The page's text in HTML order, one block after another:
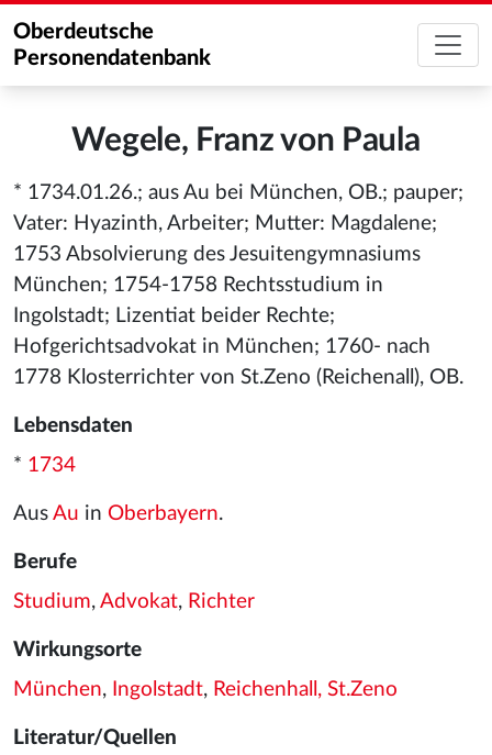
Oberdeutsche
Personendatenbank
Wegele, Franz von Paula
* 1734.01.26.; aus Au bei München, OB.; pauper;
Vater: Hyazinth, Arbeiter; Mutter: Magdalene;
1753 Absolvierung des Jesuitengymnasiums
München; 1754-1758 Rechtsstudium in
Ingolstadt; Lizentiat beider Rechte;
Hofgerichtsadvokat in München; 1760- nach
1778 Klosterrichter von St.Zeno (Reichenall), OB.
Lebensdaten
* 1734
Aus Au in Oberbayern.
Berufe
Studium, Advokat, Richter
Wirkungsorte
München, Ingolstadt, Reichenhall, St.Zeno
Literatur/Quellen